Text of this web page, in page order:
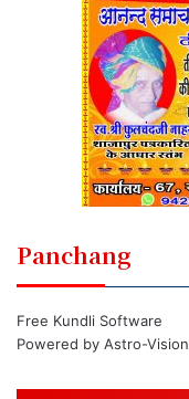
Panchang
Free Kundli Software
Powered by Astro-Vision